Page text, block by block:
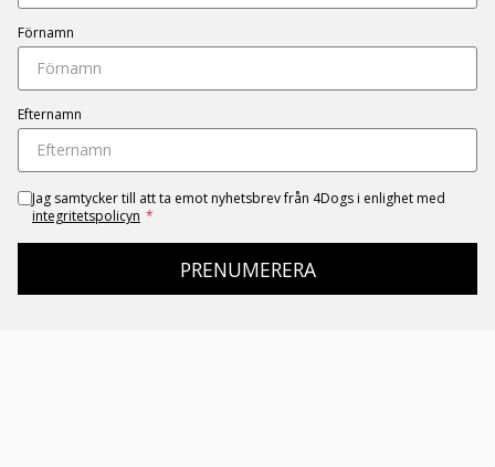
Förnamn
Efternamn
Jag samtycker till att ta emot nyhetsbrev från 4Dogs i enlighet med
integritetspolicyn *
PRENUMERERA